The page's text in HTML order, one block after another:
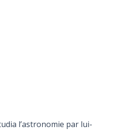
l’astronomie par lui-